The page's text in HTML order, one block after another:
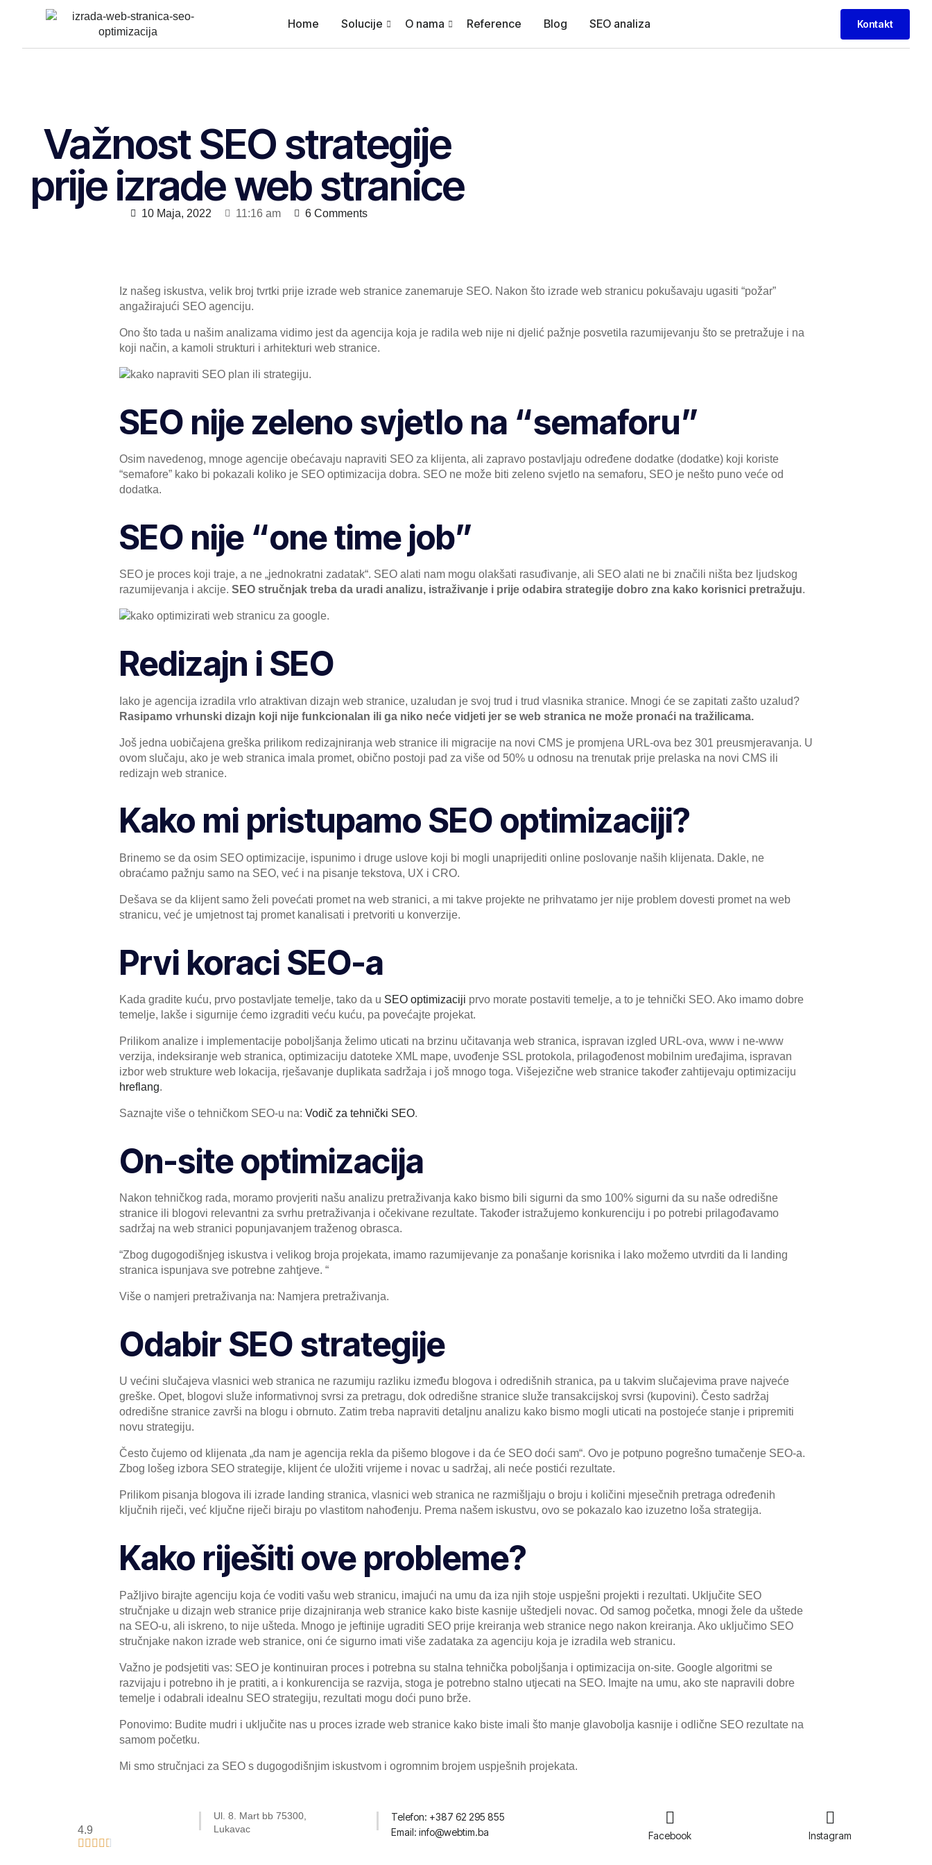
Home Solucije O nama Reference Blog SEO analiza Kontakt
Važnost SEO strategije
prije izrade web stranice
10 Maja, 2022 11:16 am 6 Comments
Iz našeg iskustva, velik broj tvrtki prije izrade web stranice zanemaruje SEO. Nakon što izrade web stranicu pokušavaju ugasiti “požar”
angažirajući SEO agenciju.
Ono što tada u našim analizama vidimo jest da agencija koja je radila web nije ni djelić pažnje posvetila razumijevanju što se pretražuje i na
koji način, a kamoli strukturi i arhitekturi web stranice.
SEO nije zeleno svjetlo na “semaforu”
Osim navedenog, mnoge agencije obećavaju napraviti SEO za klijenta, ali zapravo postavljaju određene dodatke (dodatke) koji koriste
“semafore” kako bi pokazali koliko je SEO optimizacija dobra. SEO ne može biti zeleno svjetlo na semaforu, SEO je nešto puno veće od
dodatka.
SEO nije “one time job”
SEO je proces koji traje, a ne „jednokratni zadatak“. SEO alati nam mogu olakšati rasuđivanje, ali SEO alati ne bi značili ništa bez ljudskog
razumijevanja i akcije. SEO stručnjak treba da uradi analizu, istraživanje i prije odabira strategije dobro zna kako korisnici pretražuju.
Redizajn i SEO
Iako je agencija izradila vrlo atraktivan dizajn web stranice, uzaludan je svoj trud i trud vlasnika stranice. Mnogi će se zapitati zašto uzalud?
Rasipamo vrhunski dizajn koji nije funkcionalan ili ga niko neće vidjeti jer se web stranica ne može pronaći na tražilicama.
Još jedna uobičajena greška prilikom redizajniranja web stranice ili migracije na novi CMS je promjena URL-ova bez 301 preusmjeravanja. U
ovom slučaju, ako je web stranica imala promet, obično postoji pad za više od 50% u odnosu na trenutak prije prelaska na novi CMS ili
redizajn web stranice.
Kako mi pristupamo SEO optimizaciji?
Brinemo se da osim SEO optimizacije, ispunimo i druge uslove koji bi mogli unaprijediti online poslovanje naših klijenata. Dakle, ne
obraćamo pažnju samo na SEO, već i na pisanje tekstova, UX i CRO.
Dešava se da klijent samo želi povećati promet na web stranici, a mi takve projekte ne prihvatamo jer nije problem dovesti promet na web
stranicu, već je umjetnost taj promet kanalisati i pretvoriti u konverzije.
Prvi koraci SEO-a
Kada gradite kuću, prvo postavljate temelje, tako da u SEO optimizaciji prvo morate postaviti temelje, a to je tehnički SEO. Ako imamo dobre
temelje, lakše i sigurnije ćemo izgraditi veću kuću, pa povećajte projekat.
Prilikom analize i implementacije poboljšanja želimo uticati na brzinu učitavanja web stranica, ispravan izgled URL-ova, www i ne-www
verzija, indeksiranje web stranica, optimizaciju datoteke XML mape, uvođenje SSL protokola, prilagođenost mobilnim uređajima, ispravan
izbor web strukture web lokacija, rješavanje duplikata sadržaja i još mnogo toga. Višejezične web stranice također zahtijevaju optimizaciju
hreflang.
Saznajte više o tehničkom SEO-u na: Vodič za tehnički SEO.
On-site optimizacija
Nakon tehničkog rada, moramo provjeriti našu analizu pretraživanja kako bismo bili sigurni da smo 100% sigurni da su naše odredišne ​​
stranice ili blogovi relevantni za svrhu pretraživanja i očekivane rezultate. Također istražujemo konkurenciju i po potrebi prilagođavamo
sadržaj na web stranici popunjavanjem traženog obrasca.
“Zbog dugogodišnjeg iskustva i velikog broja projekata, imamo razumijevanje za ponašanje korisnika i lako možemo utvrditi da li landing
stranica ispunjava sve potrebne zahtjeve. “
Više o namjeri pretraživanja na: Namjera pretraživanja.
Odabir SEO strategije
U većini slučajeva vlasnici web stranica ne razumiju razliku između blogova i odredišnih stranica, pa u takvim slučajevima prave najveće
greške. Opet, blogovi služe informativnoj svrsi za pretragu, dok odredišne ​​stranice služe transakcijskoj svrsi (kupovini). Često sadržaj
odredišne ​​stranice završi na blogu i obrnuto. Zatim treba napraviti detaljnu analizu kako bismo mogli uticati na postojeće stanje i pripremiti
novu strategiju.
Često čujemo od klijenata „da nam je agencija rekla da pišemo blogove i da će SEO doći sam“. Ovo je potpuno pogrešno tumačenje SEO-a.
Zbog lošeg izbora SEO strategije, klijent će uložiti vrijeme i novac u sadržaj, ali neće postići rezultate.
Prilikom pisanja blogova ili izrade landing stranica, vlasnici web stranica ne razmišljaju o broju i količini mjesečnih pretraga određenih
ključnih riječi, već ključne riječi biraju po vlastitom nahođenju. Prema našem iskustvu, ovo se pokazalo kao izuzetno loša strategija.
Kako riješiti ove probleme?
Pažljivo birajte agenciju koja će voditi vašu web stranicu, imajući na umu da iza njih stoje uspješni projekti i rezultati. Uključite SEO
stručnjake u dizajn web stranice prije dizajniranja web stranice kako biste kasnije uštedjeli novac. Od samog početka, mnogi žele da uštede
na SEO-u, ali iskreno, to nije ušteda. Mnogo je jeftinije ugraditi SEO prije kreiranja web stranice nego nakon kreiranja. Ako uključimo SEO
stručnjake nakon izrade web stranice, oni će sigurno imati više zadataka za agenciju koja je izradila web stranicu.
Važno je podsjetiti vas: SEO je kontinuiran proces i potrebna su stalna tehnička poboljšanja i optimizacija on-site. Google algoritmi se
razvijaju i potrebno ih je pratiti, a i konkurencija se razvija, stoga je potrebno stalno utjecati na SEO. Imajte na umu, ako ste napravili dobre
temelje i odabrali idealnu SEO strategiju, rezultati mogu doći puno brže.
Ponovimo: Budite mudri i uključite nas u proces izrade web stranice kako biste imali što manje glavobolja kasnije i odlične SEO rezultate na
samom početku.
Mi smo stručnjaci za SEO s dugogodišnjim iskustvom i ogromnim brojem uspješnih projekata.
4.9
    
Ul. 8. Mart bb 75300,
Lukavac
Telefon: +387 62 295 855
Email: info@webtim.ba
Facebook Instagram